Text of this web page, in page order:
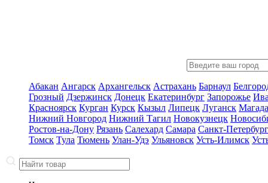
Абакан Ангарск Архангельск Астрахань Барнаул
Грозный Дзержинск Донецк Екатеринбург Запорожье
Красноярск Курган Курск Кызыл Липецк Луганск
Нижний Новгород Нижний Тагил Новокузнецк
Ростов-на-Дону Рязань Салехард Самара Санкт-Петербург
Томск Тула Тюмень Улан-Удэ Ульяновск Усть-Илимск